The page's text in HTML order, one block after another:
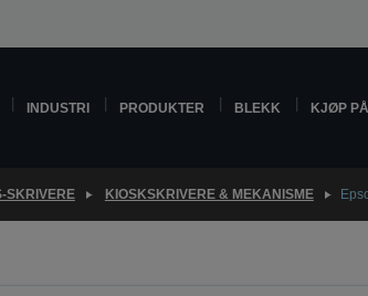
INDUSTRI PRODUKTER BLEKK KJØP
SKRIVERE KIOSKSKRIVERE & MEKANISME